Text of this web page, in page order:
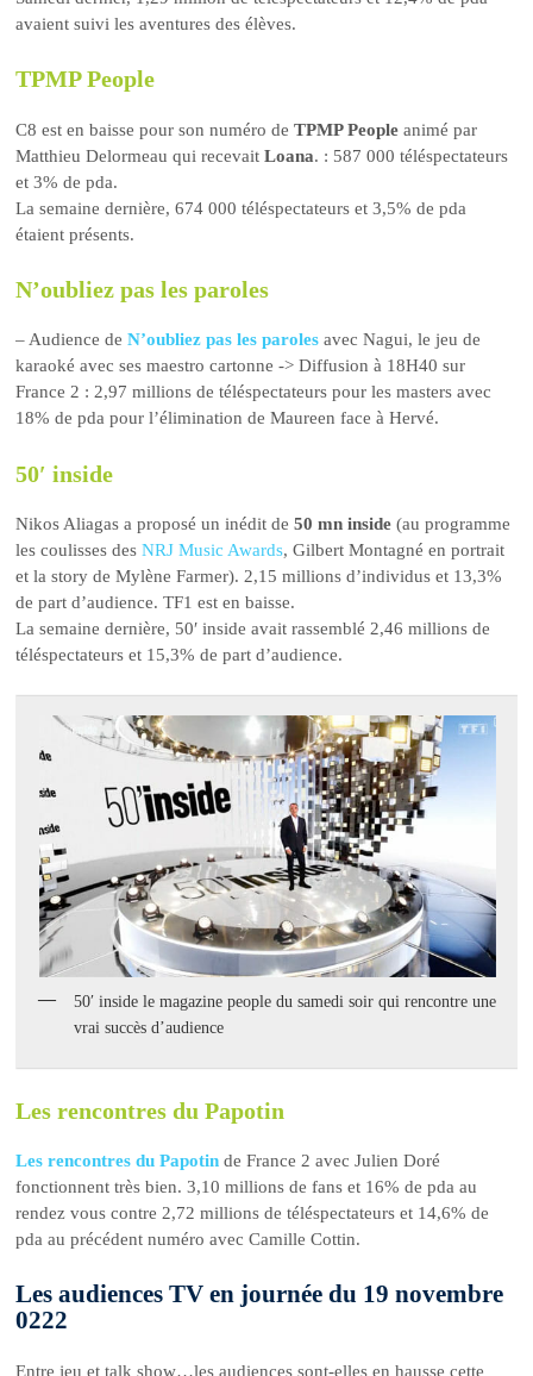
avaient suivi les aventures des élèves.
TPMP People
C8 est en baisse pour son numéro deTPMP People animé par
Matthieu Delormeau qui recevaitLoana. : 587 000 téléspectateurs
et 3% de pda.
La semaine dernière, 674 000 téléspectateurs et 3,5% de pda
étaient présents.
N’oubliez pas les paroles
– Audience deN’oubliez pas les paroles avec Nagui, le jeu de
karaoké avec ses maestro cartonne -> Diffusion à 18H40 sur
France 2 : 2,97 millions de téléspectateurs pour les masters avec
18% de pda pour l’élimination de Maureen face à Hervé.
50′ inside
Nikos Aliagas a proposé un inédit de50 mn inside (au programme
les coulisses desNRJ Music Awards, Gilbert Montagné en portrait
et la story de Mylène Farmer). 2,15 millions d’individus et 13,3%
de part d’audience. TF1 est en baisse.
La semaine dernière, 50′ inside avait rassemblé 2,46 millions de
téléspectateurs et 15,3% de part d’audience.
50′ inside le magazine people du samedi soir qui rencontre une
vrai succès d’audience
Les rencontres du Papotin
Les rencontres du Papotin de France 2 avec Julien Doré
fonctionnent très bien. 3,10 millions de fans et 16% de pda au
rendez vous contre 2,72 millions de téléspectateurs et 14,6% de
pda au précédent numéro avec Camille Cottin.
Les audiences TV en journée du 19 novembre
0222
Entre jeu et talk show…les audiences sont-elles en hausse cette